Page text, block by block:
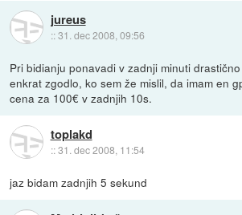
jureus
::31. dec 2008, 09:56
Pri bidianju ponavadi v zadnji minuti
enkrat zgodlo, ko sem že mislil, da imam en
cena za 100€ v zadnjih 10s.
toplakd
::31. dec 2008, 11:54
jaz bidam zadnjih 5 sekund